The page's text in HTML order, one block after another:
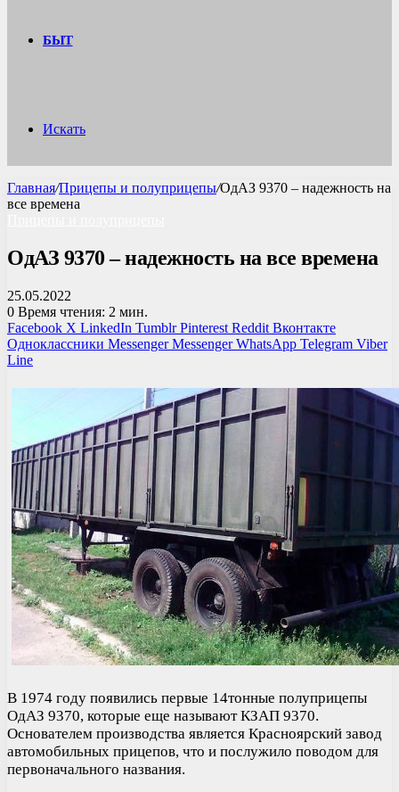
БЫТ
Искать
Главная/Прицепы и полуприцепы/ОдАЗ 9370 – надежность на
все времена
ОдАЗ 9370 – надежность на все времена
25.05.2022
0 Время чтения: 2 мин.
Facebook X LinkedIn Tumblr Pinterest Reddit Вконтакте
Одноклассники Messenger Messenger WhatsApp Telegram Viber
Line
В 1974 году появились первые 14тонные полуприцепы
ОдАЗ 9370, которые еще называют КЗАП 9370.
Основателем производства является Красноярский завод
автомобильных прицепов, что и послужило поводом для
первоначального названия.